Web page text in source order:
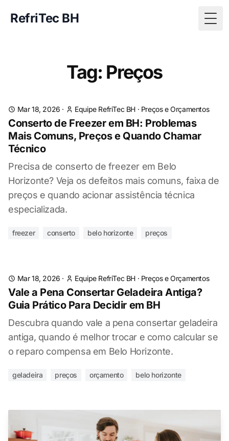
RefriTec BH
Tag: Preços
Mar 18, 2026 · Equipe RefriTec BH · Preços e Orçamentos
Conserto de Freezer em BH: Problemas
Mais Comuns, Preços e Quando Chamar
Técnico
Precisa de conserto de freezer em Belo
Horizonte? Veja os defeitos mais comuns, faixa de
preços e quando acionar assistência técnica
especializada.
freezer conserto belo horizonte preços
Mar 18, 2026 · Equipe RefriTec BH · Preços e Orçamentos
Vale a Pena Consertar Geladeira Antiga?
Guia Prático Para Decidir em BH
Descubra quando vale a pena consertar geladeira
antiga, quando é melhor trocar e como calcular se
o reparo compensa em Belo Horizonte.
geladeira preços orçamento belo horizonte